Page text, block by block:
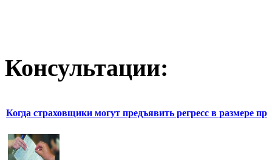
Консультации:
Когда страховщики могут предъявить регресс в размере пр